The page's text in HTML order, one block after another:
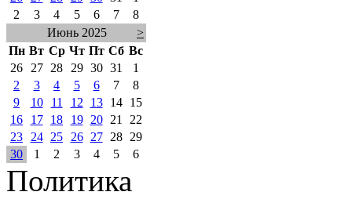
2
3 4 5 6 7
8
Июнь 2025
>
Пн Вт Ср Чт Пт Сб Вс
26
27 28 29 30 31
1
2
3 4 5 6 7
8
9
10 11 12 13 14
15
16
17 18 19 20 21
22
23
24 25 26 27 28
29
30
1 2 3 4 5 6
Политика